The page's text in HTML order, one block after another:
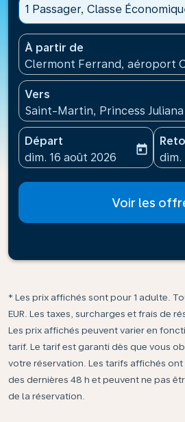
1 Passager, Classe
À partir de
Clermont Ferrand, aéroport
Vers
Saint-Martin, Princess
Départ
fc-booking-departure-date-
dim. 16 août 2026
today
fc-
dim.
Voir les
* Les prix affichés sont pour 1 adulte.
EUR. Les taxes, surcharges et frais de
Les prix affichés peuvent varier en
tarif. Le tarif est garanti dès que vous
votre réservation. Les tarifs affichés
des dernières 48 h et peuvent ne pas
de la réservation.